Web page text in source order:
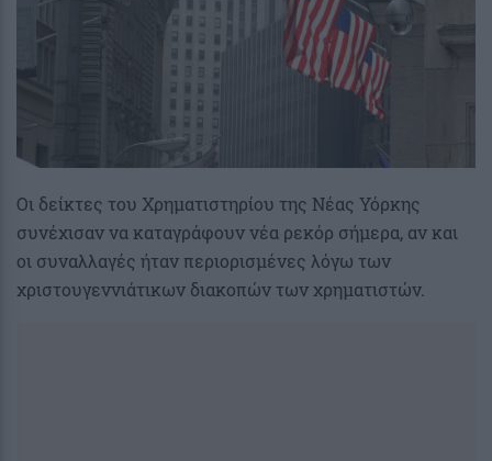
Οι δείκτες του Χρηματιστηρίου της Νέας Υόρκης
συνέχισαν να καταγράφουν νέα ρεκόρ σήμερα, αν και
οι συναλλαγές ήταν περιορισμένες λόγω των
χριστουγεννιάτικων διακοπών των χρηματιστών.